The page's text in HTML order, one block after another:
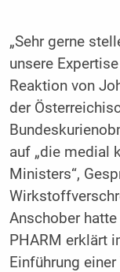
„Sehr gerne
unsere
Reaktion von
der
auf „die medial
Ministers“,
Anschober
PHARM erklärt
Einführung